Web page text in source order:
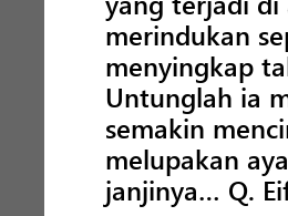
merindukan
menyingkap
Untunglah ia
semakin
melupakan
janjinya… Q.